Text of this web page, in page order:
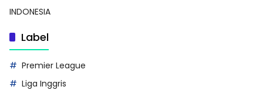
INDONESIA
Label
Premier League
Liga Inggris